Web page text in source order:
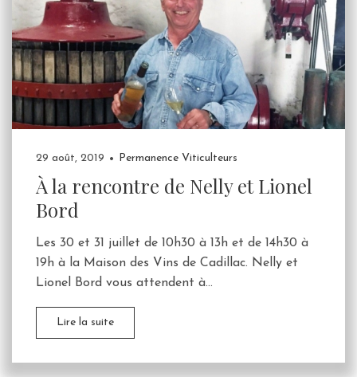
29 août, 2019 Permanence Viticulteurs
À la rencontre de Nelly et Lionel
Bord
Les 30 et 31 juillet de 10h30 à 13h et de 14h30 à
19h à la Maison des Vins de Cadillac. Nelly et
Lionel Bord vous attendent à...
Lire la suite